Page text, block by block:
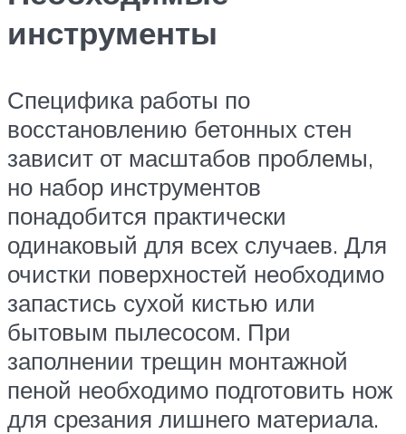
инструменты
Специфика работы по
восстановлению бетонных стен
зависит от масштабов проблемы,
но набор инструментов
понадобится практически
одинаковый для всех случаев. Для
очистки поверхностей необходимо
запастись сухой кистью или
бытовым пылесосом. При
заполнении трещин монтажной
пеной необходимо подготовить нож
для срезания лишнего материала.